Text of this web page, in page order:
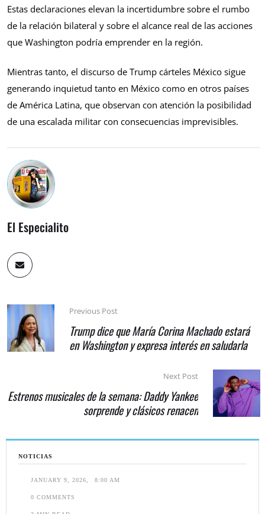
NOTICIAS
JANUARY 9, 2026 8:00 AM
0 COMMENTS
Estas declaraciones elevan la incertidumbre sobre el rumbo
de la relación bilateral y sobre el alcance real de las acciones
que Washington podría emprender en la región.
Mientras tanto, el discurso de Trump cárteles México sigue
generando inquietud tanto en México como en otros países
de América Latina, que observan con atención la posibilidad
de una escalada militar con consecuencias imprevisibles.
El Especialito
Previous Post
Trump dice que María Corina Machado estará
en Washington y expresa interés en saludarla
Next Post
Estrenos musicales de la semana: Daddy Yankee
sorprende y clásicos renacen